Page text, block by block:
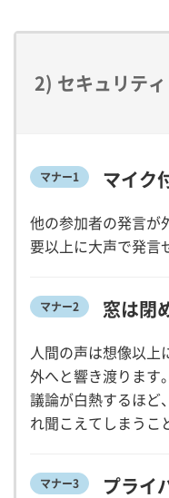
2) セキュリテ
マナー1 マイク
他の参加者の発言が
要以上に大声で発言
マナー2 窓は閉
人間の声は想像以上
外へと響き渡ります。
議論が白熱するほど
れ聞こえてしまうこ
マナー3 プライ